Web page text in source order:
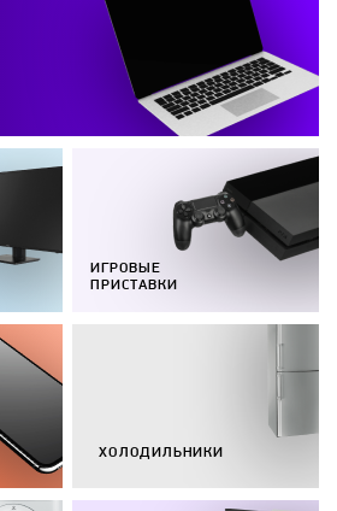
ИГРОВЫЕ
ПРИСТАВКИ
ХОЛОДИЛЬНИКИ